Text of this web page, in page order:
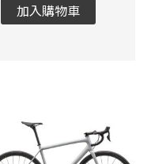
加入購物車